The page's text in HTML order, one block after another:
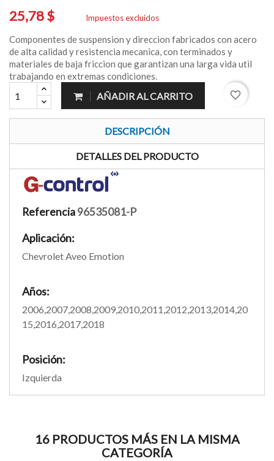
25,78 $ Impuestos excluidos
Componentes de suspension y direccion fabricados con acero
de alta calidad y resistencia mecanica, con terminados y
materiales de baja friccion que garantizan una larga vida util
trabajando en extremas condiciones.
AÑADIR AL CARRITO favorite_border
DESCRIPCIÓN
DETALLES DEL PRODUCTO
Referencia96535081-P
Aplicación:
Chevrolet Aveo Emotion
Años:
2006,2007,2008,2009,2010,2011,2012,2013,2014,20
15,2016,2017,2018
Posición:
Izquierda
16 PRODUCTOS MÁS EN LA MISMA
CATEGORÍA